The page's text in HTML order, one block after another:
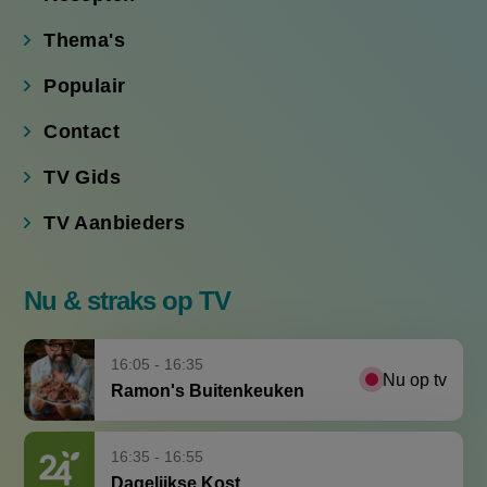
Thema's
Populair
Contact
TV Gids
TV Aanbieders
Nu & straks op TV
16:05 - 16:35
Ramon's Buitenkeuken
Nu op tv
16:35 - 16:55
Dagelijkse Kost